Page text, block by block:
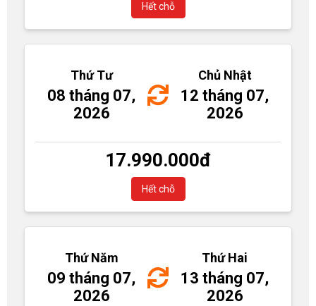
Hết chỗ
Thứ Tư
08 tháng 07,
2026
Chủ Nhật
12 tháng 07,
2026
17.990.000đ
Hết chỗ
Thứ Năm
09 tháng 07,
2026
Thứ Hai
13 tháng 07,
2026